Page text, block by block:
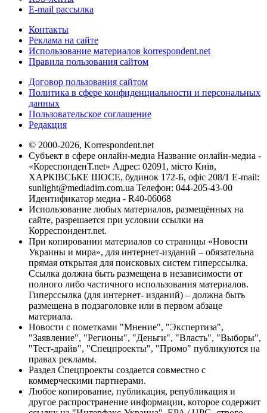
E-mail рассылка
Контакты
Реклама на сайте
Использование материалов korrespondent.net
Правила пользования сайтом
Договор пользования сайтом
Политика в сфере конфиденциальности и персональных
данных
Пользовательское соглашение
Редакция
© 2000-2026, Korrespondent.net
Субъект в сфере онлайн-медиа Название онлайн-медиа -
«КореспонденТ.net» Адрес: 02091, місто Київ,
ХАРКІВСЬКЕ ШОСЕ, будинок 172-Б, офіс 208/1 E-mail:
sunlight@mediadim.com.ua Телефон: 044-205-43-00
Идентификатор медиа - R40-06068
Использование любых материалов, размещённых на
сайте, разрешается при условии ссылки на
Корреспондент.net.
При копировании материалов со страницы «Новости
Украины и мира», для интернет-изданий – обязательна
прямая открытая для поисковых систем гиперссылка.
Ссылка должна быть размещена в независимости от
полного либо частичного использования материалов.
Гиперссылка (для интернет- изданий) – должна быть
размещена в подзаголовке или в первом абзаце
материала.
Новости с пометками "Мнение", "Экспертиза",
"Заявление", "Регионы", "Деньги", "Власть", "Выборы",
"Тест-драйв", "Спецпроекты", "Промо" публикуются на
правах рекламы.
Раздел Спецпроекты создается совместно с
коммерческими партнерами.
Любое копирование, публикация, републикация и
другое распространение информации, которое содержит